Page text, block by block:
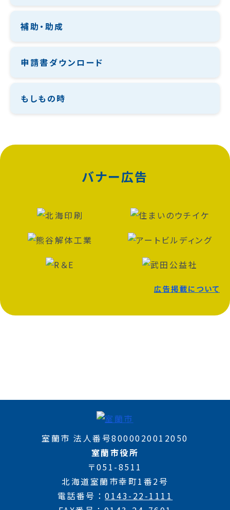
補助・助成
申請書ダウンロード
もしもの時
バナー広告
広告掲載について
室蘭市 法人番号8000020012050
室蘭市役所
〒051-8511
北海道室蘭市幸町1番2号
電話番号
0143-22-1111